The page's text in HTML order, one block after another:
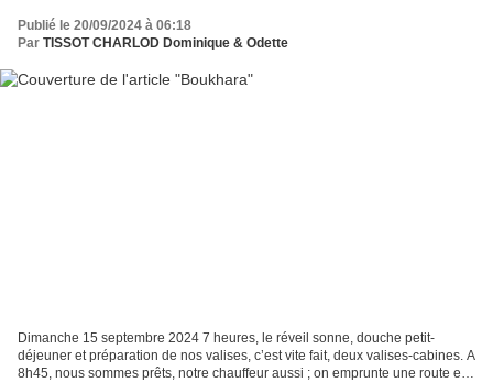
Publié le 20/09/2024 à 06:18
Par TISSOT CHARLOD Dominique & Odette
Dimanche 15 septembre 2024 7 heures, le réveil sonne, douche petit-
déjeuner et préparation de nos valises, c’est vite fait, deux valises-cabines. A
8h45, nous sommes prêts, notre chauffeur aussi ; on emprunte une route en